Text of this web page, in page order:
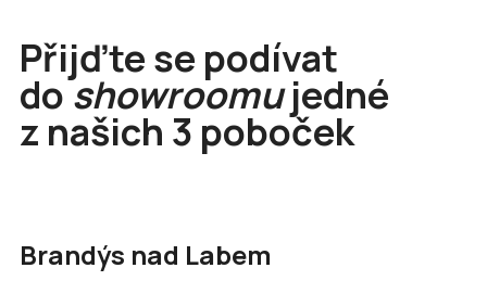
Přijďte se podívat
doshowroomujedné
z našich 3 poboček
Brandýs nad Labem